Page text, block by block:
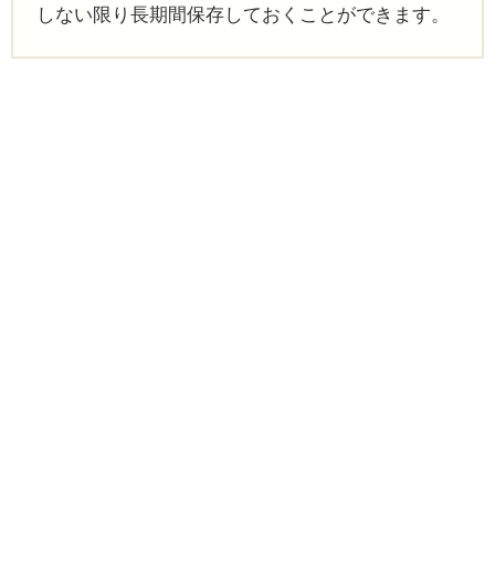
しない限り長期間保存しておくことができます。